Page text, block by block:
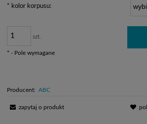
* kolor korpusu:
szt.
* - Pole wymagane
Producent: ABC
zapytaj o produkt